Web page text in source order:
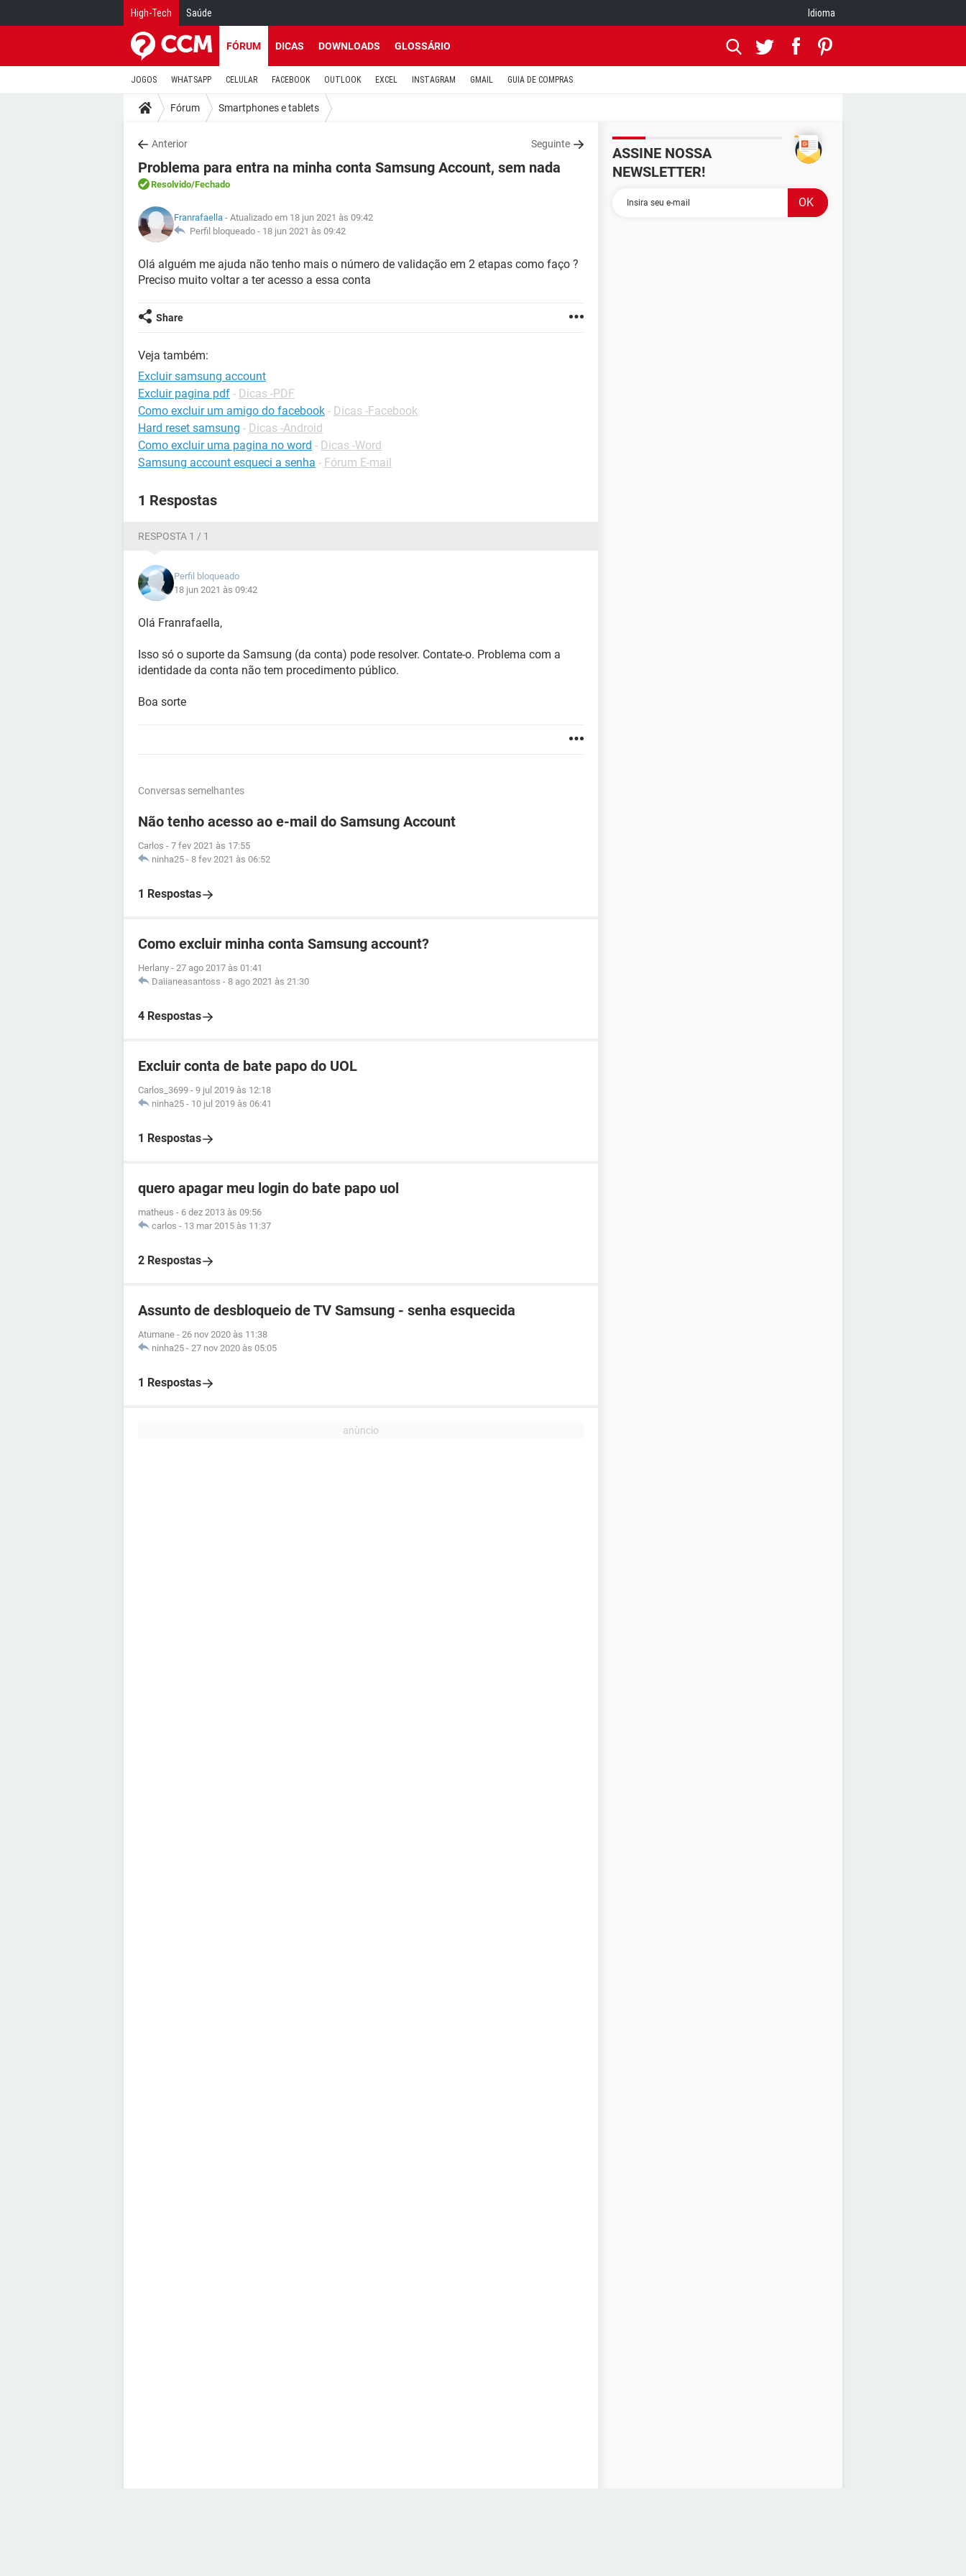
High-Tech Saúde Idioma
FÓRUM DICAS DOWNLOADS GLOSSÁRIO
JOGOS WHATSAPP CELULAR FACEBOOK OUTLOOK EXCEL INSTAGRAM GMAIL GUIA DE COMPRAS
Fórum Smartphones e tablets
Anterior Seguinte
Problema para entra na minha conta Samsung Account, sem nada
Resolvido/Fechado
Franrafaella - Atualizado em 18 jun 2021 às 09:42
Perfil bloqueado - 18 jun 2021 às 09:42
Olá alguém me ajuda não tenho mais o número de validação em 2 etapas como faço ?
Preciso muito voltar a ter acesso a essa conta
Share
Veja também:
Excluir samsung account
Excluir pagina pdf - Dicas -PDF
Como excluir um amigo do facebook - Dicas -Facebook
Hard reset samsung - Dicas -Android
Como excluir uma pagina no word - Dicas -Word
Samsung account esqueci a senha - Fórum E-mail
1 Respostas
RESPOSTA 1 / 1
Perfil bloqueado
18 jun 2021 às 09:42
Olá Franrafaella,
Isso só o suporte da Samsung (da conta) pode resolver. Contate-o. Problema com a
identidade da conta não tem procedimento público.
Boa sorte
Conversas semelhantes
Não tenho acesso ao e-mail do Samsung Account
Carlos - 7 fev 2021 às 17:55
ninha25 - 8 fev 2021 às 06:52
1 Respostas
Como excluir minha conta Samsung account?
Herlany - 27 ago 2017 às 01:41
Daiianeasantoss - 8 ago 2021 às 21:30
4 Respostas
Excluir conta de bate papo do UOL
Carlos_3699 - 9 jul 2019 às 12:18
ninha25 - 10 jul 2019 às 06:41
1 Respostas
quero apagar meu login do bate papo uol
matheus - 6 dez 2013 às 09:56
carlos - 13 mar 2015 às 11:37
2 Respostas
Assunto de desbloqueio de TV Samsung - senha esquecida
Atumane - 26 nov 2020 às 11:38
ninha25 - 27 nov 2020 às 05:05
1 Respostas
ASSINE NOSSA
NEWSLETTER!